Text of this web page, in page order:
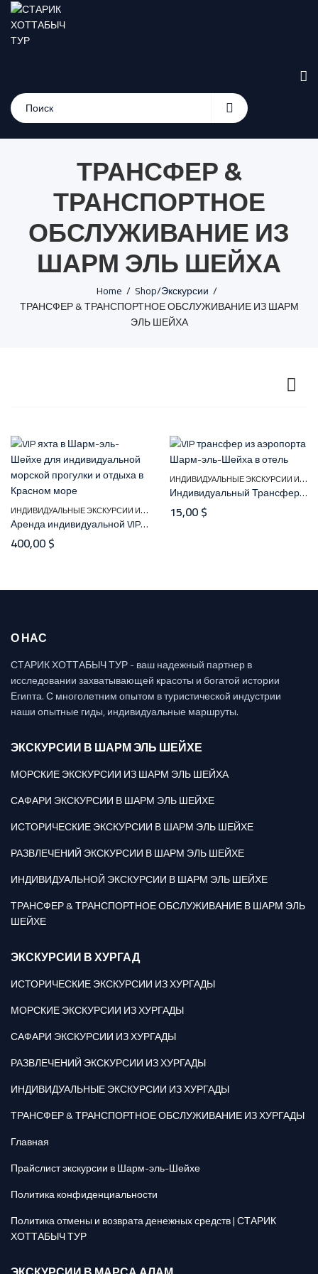
ТРАНСФЕР &
ТРАНСПОРТНОЕ
ОБСЛУЖИВАНИЕ ИЗ
ШАРМ ЭЛЬ ШЕЙХА
Home
Shop/Экскурсии
ТРАНСФЕР & ТРАНСПОРТНОЕ ОБСЛУЖИВАНИЕ ИЗ ШАРМ
ЭЛЬ ШЕЙХА
И
НДИВИДУАЛЬНЫЕ ЭКСКУРСИИ ИЗ ШАРМ-ЭЛЬ-ШЕЙХА
Аренда индивидуальной VIP яхты в Шарм-эль-Шейхе
400,00$
И
НДИВИДУАЛЬНЫЕ ЭКСКУРСИИ ИЗ ШАРМ-ЭЛЬ-ШЕЙХА
Индивидуальный Трансфер до отеля из аэропорта и в Шарм-эль-Шейха
15,00$
О НАС
СТАРИК ХОТТАБЫЧ ТУР - ваш надежный партнер в
исследовании захватывающей красоты и богатой истории
Египта. С многолетним опытом в туристической индустрии
наши опытные гиды, индивидуальные маршруты.
ЭКСКУРСИИ В ШАРМ ЭЛЬ ШЕЙХЕ
МОРСКИЕ ЭКСКУРСИИ ИЗ ШАРМ ЭЛЬ ШЕЙХА
САФАРИ ЭКСКУРСИИ В ШАРМ ЭЛЬ ШЕЙХЕ
ИСТОРИЧЕСКИЕ ЭКСКУРСИИ В ШАРМ ЭЛЬ ШЕЙХЕ
РАЗВЛЕЧЕНИЙ ЭКСКУРСИИ В ШАРМ ЭЛЬ ШЕЙХЕ
ИНДИВИДУАЛЬНОЙ ЭКСКУРСИИ В ШАРМ ЭЛЬ ШЕЙХЕ
ТРАНСФЕР & ТРАНСПОРТНОЕ ОБСЛУЖИВАНИЕ В ШАРМ ЭЛЬ
ШЕЙХЕ
ЭКСКУРСИИ В ХУРГАД
ИСТОРИЧЕСКИЕ ЭКСКУРСИИ ИЗ ХУРГАДЫ
МОРСКИЕ ЭКСКУРСИИ ИЗ ХУРГАДЫ
САФАРИ ЭКСКУРСИИ ИЗ ХУРГАДЫ
РАЗВЛЕЧЕНИЙ ЭКСКУРСИИ ИЗ ХУРГАДЫ
ИНДИВИДУАЛЬНЫЕ ЭКСКУРСИИ ИЗ ХУРГАДЫ
ТРАНСФЕР & ТРАНСПОРТНОЕ ОБСЛУЖИВАНИЕ ИЗ ХУРГАДЫ
Главная
Прайслист экскурсии в Шарм-эль-Шейхе
Политика конфиденциальности
Политика отмены и возврата денежных средств | СТАРИК
ХОТТАБЫЧ ТУР